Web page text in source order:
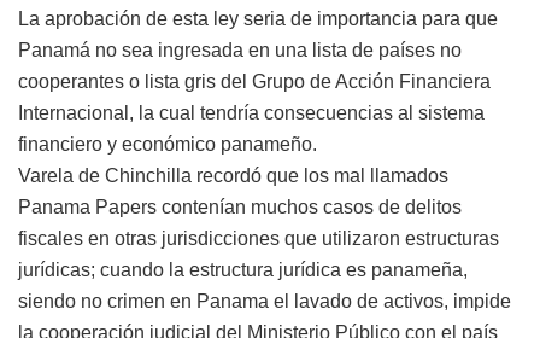
La aprobación de esta ley seria de importancia para que
Panamá no sea ingresada en una lista de países no
cooperantes o lista gris del Grupo de Acción Financiera
Internacional, la cual tendría consecuencias al sistema
financiero y económico panameño.
Varela de Chinchilla recordó que los mal llamados
Panama Papers contenían muchos casos de delitos
fiscales en otras jurisdicciones que utilizaron estructuras
jurídicas; cuando la estructura jurídica es panameña,
siendo no crimen en Panama el lavado de activos, impide
la cooperación judicial del Ministerio Público con el país